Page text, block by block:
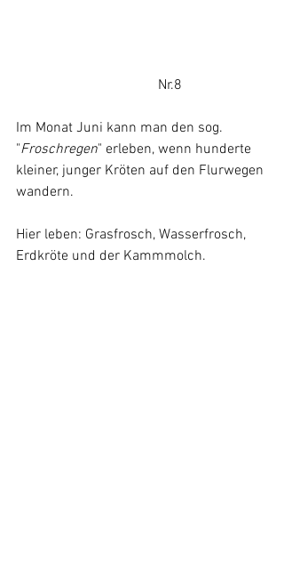
				Nr.8
Im Monat Juni kann man den sog.
"Froschregen" erleben, wenn hunderte
kleiner, junger Kröten auf den Flurwegen
wandern.
Hier leben: Grasfrosch, Wasserfrosch,
Erdkröte und der Kammmolch.